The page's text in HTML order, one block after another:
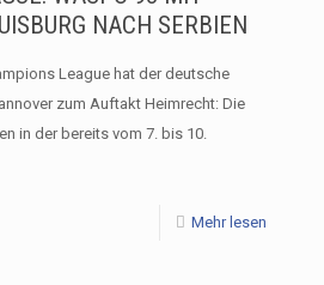
NACH SERBIEN
League hat der deutsche
zum Auftakt Heimrecht: Die
in der bereits vom 7. bis 10.
Mehr lesen